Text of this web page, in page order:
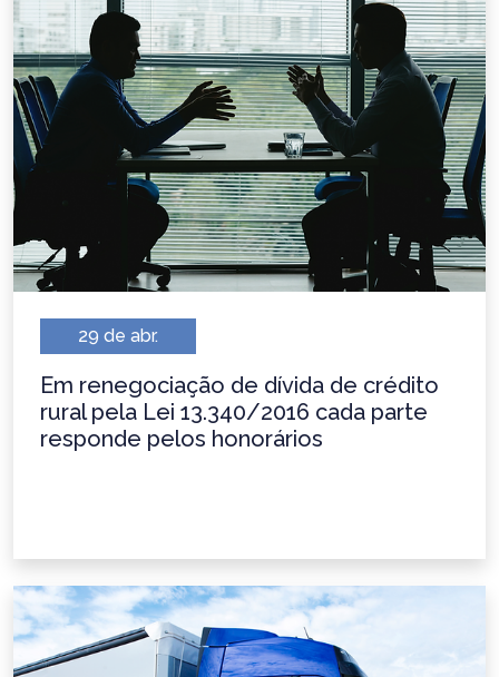
29 de abr.
Em renegociação de dívida de crédito
rural pela Lei 13.340/2016 cada parte
responde pelos honorários